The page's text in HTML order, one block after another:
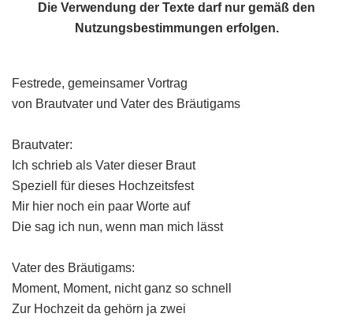
Die Verwendung der Texte darf nur gemäß den
Nutzungsbestimmungen erfolgen.
Festrede, gemeinsamer Vortrag
von Brautvater und Vater des Bräutigams
Brautvater:
Ich schrieb als Vater dieser Braut
Speziell für dieses Hochzeitsfest
Mir hier noch ein paar Worte auf
Die sag ich nun, wenn man mich lässt
Vater des Bräutigams:
Moment, Moment, nicht ganz so schnell
Zur Hochzeit da gehörn ja zwei